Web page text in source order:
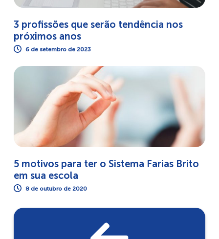
3 profissões que serão tendência nos
próximos anos
6 de setembro de 2023
5 motivos para ter o Sistema Farias Brito
em sua escola
8 de outubro de 2020